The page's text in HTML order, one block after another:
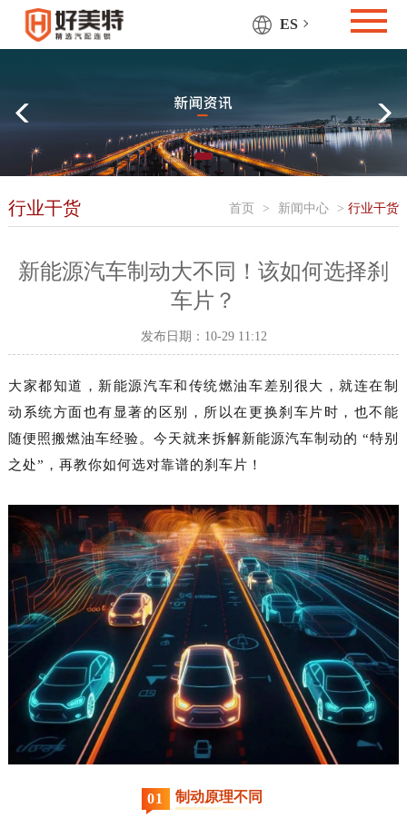
ES
首页 > 新闻中心 >行业干货
行业干货
新能源汽车制动大不同！该如何选择刹
车片？
发布日期：10-29 11:12
大家都知道，新能源汽车和传统燃油车差别很大，就连在制
动系统方面也有显著的区别，所以在更换刹车片时，也不能
随便照搬燃油车经验。今天就来拆解新能源汽车制动的 “特别
之处”，再教你如何选对靠谱的刹车片！
01 制动原理不同